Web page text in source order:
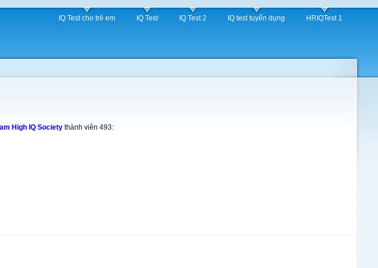
IQ Test cho trẻ em IQ Test IQ Test 2 IQ test tuyển dụng HRIQTest 1
High IQ Societythành viên 493: